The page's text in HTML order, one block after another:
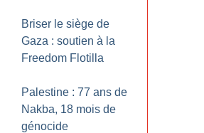
Briser le siège de
Gaza : soutien à la
Freedom Flotilla
Palestine : 77 ans de
Nakba, 18 mois de
génocide